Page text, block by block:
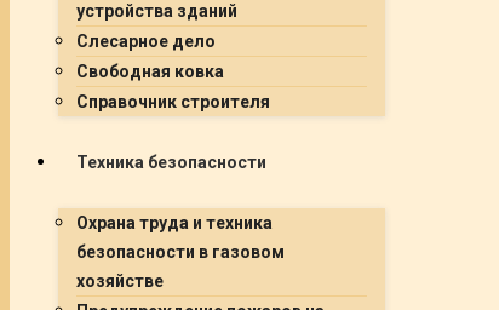
устройства зданий
Слесарное дело
Свободная ковка
Справочник строителя
Техника безопасности
Охрана труда и техника
безопасности в газовом
хозяйстве